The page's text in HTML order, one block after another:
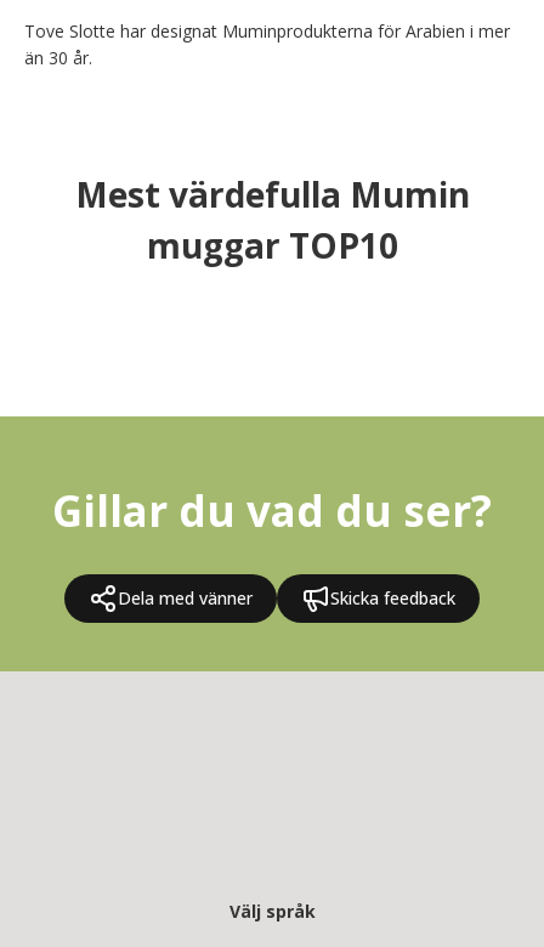
Tove Slotte har designat Muminprodukterna för Arabien i mer
än 30 år.
Mest värdefulla Mumin
muggar TOP10
Gillar du vad du ser?
Dela med vänner Skicka feedback
Välj språk